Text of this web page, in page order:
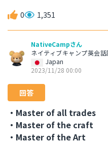
0 1,351
NativeCampさん
ネイティブキャンプ英会
Japan
2023/11/28 00:00
回答
・Master of all trades
・Master of the craft
・Master of the Art